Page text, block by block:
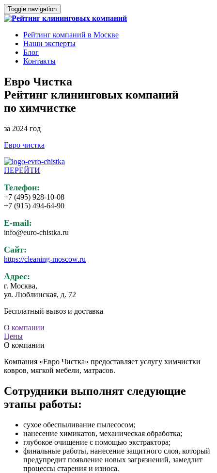
Toggle navigation
Рейтинг компаний в Москве
Наши эксперты
Блог
Контакты
Евро Чистка
Рейтинг клининговых компаний
по химчистке
за 2024 год
Евро чистка
ПЕРЕЙТИ
Телефон:
+7 (495) 928-10-08
+7 (915) 494-64-90
E-mail:
info@euro-chistka.ru
Сайт:
https://cleaning-moscow.ru
Адрес:
г. Москва,
ул. Люблинская, д. 72
Бесплатный вывоз и доставка
О компании
Цены
О компании
Компания «Евро Чистка» предоставляет услугу химчистки
ковров, мягкой мебели, матрасов.
Сотрудники выполнят следующие
этапы работы:
сухое обеспыливание пылесосом;
нанесение химикатов, механическая обработка;
глубокое очищение с помощью экстрактора;
финальные работы, нанесение защитного слоя, который
предупредит появление новых загрязнений, замедлит
процессы старения и износа.